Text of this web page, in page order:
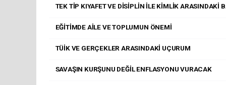
TEK TİP KIYAFET VE DİSİPLİN İLE KİMLİK ARASINDAKİ
EĞİTİMDE AİLE VE TOPLUMUN ÖNEMİ
TÜİK VE GERÇEKLER ARASINDAKİ UÇURUM
SAVAŞIN KURŞUNU DEĞİL ENFLASYONU VURACAK